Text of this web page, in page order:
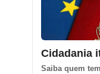
Cidadania
Saiba quem